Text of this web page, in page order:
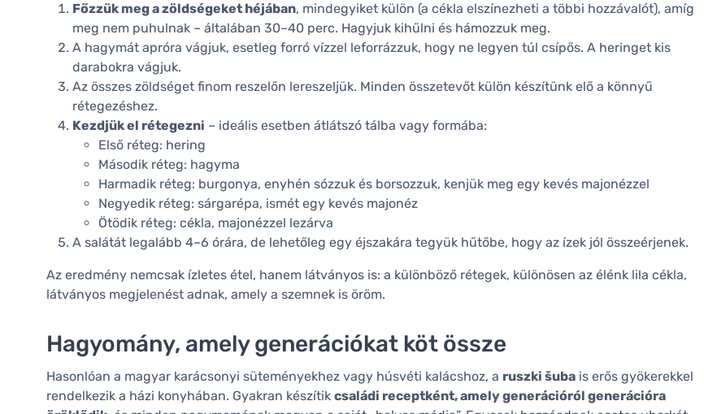
Főzzük meg a zöldségeket héjában, mindegyiket külön (a cékla elszínezheti a többi hozzávalót), amíg
meg nem puhulnak – általában 30–40 perc. Hagyjuk kihűlni és hámozzuk meg.
A hagymát apróra vágjuk, esetleg forró vízzel leforrázzuk, hogy ne legyen túl csípős. A heringet kis
darabokra vágjuk.
Az összes zöldséget finom reszelőn lereszeljük. Minden összetevőt külön készítünk elő a könnyű
rétegezéshez.
Kezdjük el rétegezni – ideális esetben átlátszó tálba vagy formába:
Első réteg: hering
Második réteg: hagyma
Harmadik réteg: burgonya, enyhén sózzuk és borsozzuk, kenjük meg egy kevés majonézzel
Negyedik réteg: sárgarépa, ismét egy kevés majonéz
Ötödik réteg: cékla, majonézzel lezárva
A salátát legalább 4–6 órára, de lehetőleg egy éjszakára tegyük hűtőbe, hogy az ízek jól összeérjenek.
Az eredmény nemcsak ízletes étel, hanem látványos is: a különböző rétegek, különösen az élénk lila cékla,
látványos megjelenést adnak, amely a szemnek is öröm.
Hagyomány, amely generációkat köt össze
Hasonlóan a magyar karácsonyi süteményekhez vagy húsvéti kalácshoz, a ruszki šuba is erős gyökerekkel
rendelkezik a házi konyhában. Gyakran készítik családi receptként, amely generációról generációra